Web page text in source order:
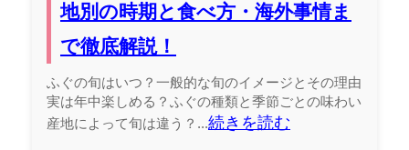
地別の時期と食べ方・海外事情ま
で徹底解説！
ふぐの旬はいつ？一般的な旬のイメージとその理由
実は年中楽しめる？ふぐの種類と季節ごとの味わい
産地によって旬は違う？...続きを読む